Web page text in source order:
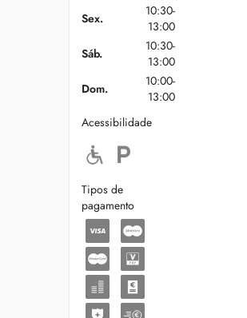
Sex.
10:30-
13:00
Sáb.
10:30-
13:00
Dom.
10:00-
13:00
Acessibilidade
Tipos de
pagamento